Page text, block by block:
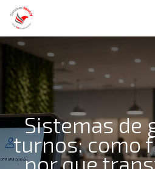
Sistemas de
turnos: como
por que